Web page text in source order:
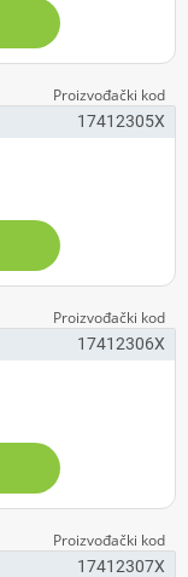
17412305X
17412306X
17412307X